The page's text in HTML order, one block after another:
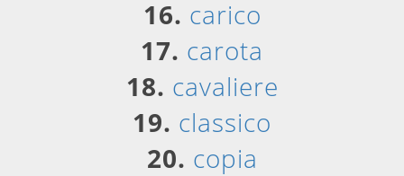
16. carico
17. carota
18. cavaliere
19. classico
20. copia